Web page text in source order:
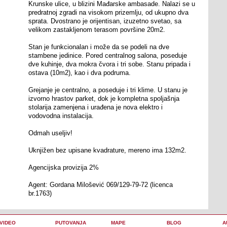
Krunske ulice, u blizini Mađarske ambasade. Nalazi se u
predratnoj zgradi na visokom prizemlju, od ukupno dva
sprata. Dvostrano je orijentisan, izuzetno svetao, sa
velikom zastakljenom terasom površine 20m2.
Stan je funkcionalan i može da se podeli na dve
stambene jedinice. Pored centralnog salona, poseduje
dve kuhinje, dva mokra čvora i tri sobe. Stanu pripada i
ostava (10m2), kao i dva podruma.
Grejanje je centralno, a poseduje i tri klime. U stanu je
izvorno hrastov parket, dok je kompletna spoljašnja
stolarija zamenjena i urađena je nova elektro i
vodovodna instalacija.
Odmah useljiv!
Uknjižen bez upisane kvadrature, mereno ima 132m2.
Agencijska provizija 2%
Agent: Gordana Milošević 069/129-79-72 (licenca
br.1763)
VIDEO PUTOVANJA MAPE BLOG